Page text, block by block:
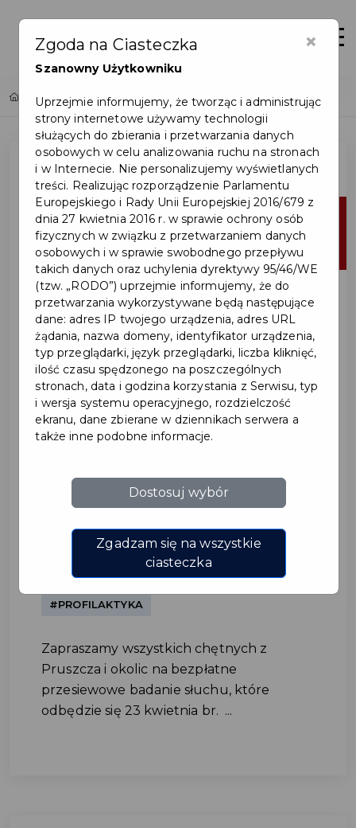
Zaloguj
Home Lista aktualności
Bezpłatne przesiewowe
badanie słuchu w Pruszczu
Gdańskim
#PROFILAKTYKA
Zapraszamy wszystkich chętnych z
Pruszcza i okolic na bezpłatne
przesiewowe badanie słuchu, które
odbędzie się 23 kwietnia br. ...
×
Zgoda na Ciasteczka
Szanowny Użytkowniku
Uprzejmie informujemy, że tworząc i administrując
strony internetowe używamy technologii
służących do zbierania i przetwarzania danych
osobowych w celu analizowania ruchu na stronach
i w Internecie. Nie personalizujemy wyświetlanych
treści. Realizując rozporządzenie Parlamentu
Europejskiego i Rady Unii Europejskiej 2016/679 z
dnia 27 kwietnia 2016 r. w sprawie ochrony osób
fizycznych w związku z przetwarzaniem danych
osobowych i w sprawie swobodnego przepływu
takich danych oraz uchylenia dyrektywy 95/46/WE
(tzw. „RODO”) uprzejmie informujemy, że do
przetwarzania wykorzystywane będą następujące
dane: adres IP twojego urządzenia, adres URL
żądania, nazwa domeny, identyfikator urządzenia,
typ przeglądarki, język przeglądarki, liczba kliknięć,
ilość czasu spędzonego na poszczególnych
stronach, data i godzina korzystania z Serwisu, typ
i wersja systemu operacyjnego, rozdzielczość
ekranu, dane zbierane w dziennikach serwera a
także inne podobne informacje.
Dostosuj wybór
Zgadzam się na wszystkie
ciasteczka